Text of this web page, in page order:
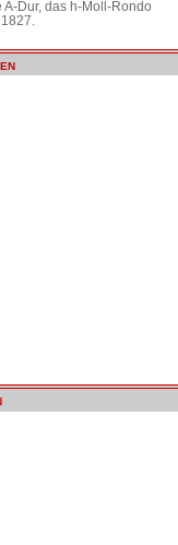
A-Dur, das h-Moll-Rondo